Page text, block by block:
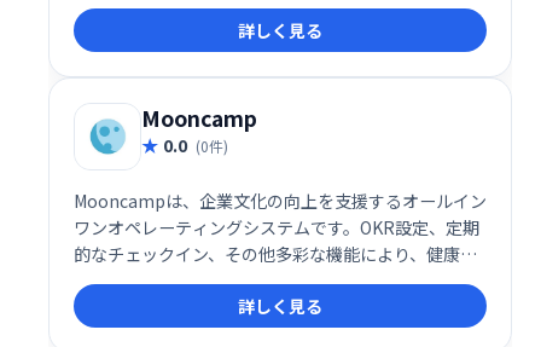
コンテンツを整理し、WYSIWYGエディターで誰でも簡
単に編集可能です。マークアップ言語の知識は不要な
ので、手軽に社内Wikiやナレッジベースを構築できま
す。
詳しく見る
Mooncamp
0.0 (0件)
Mooncampは、企業文化の向上を支援するオールイン
ワンオペレーティングシステムです。OKR設定、定期
的なチェックイン、その他多彩な機能により、健康で
幸福感にあふれ、高いパフォーマンスを発揮できる職
場環境を実現します。社員のエンゲージメントを高
め、組織全体の成長を促進します。
詳しく見る